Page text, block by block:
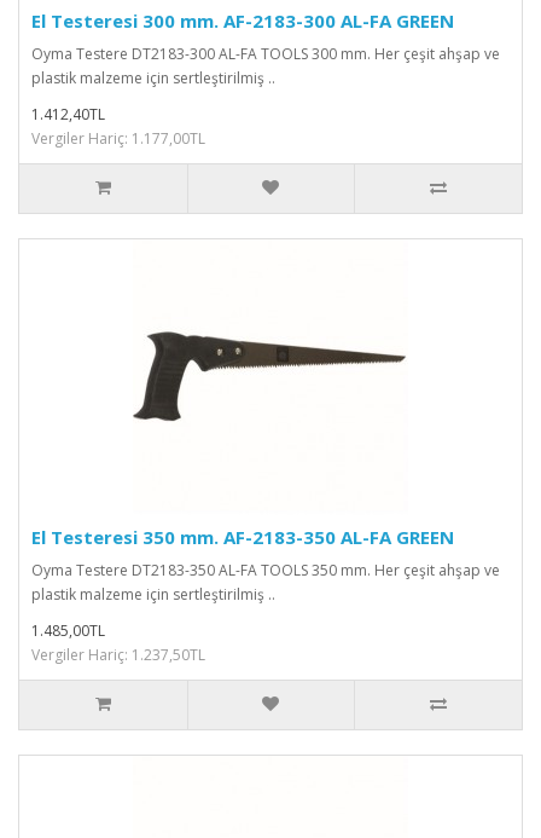
El Testeresi 300 mm. AF-2183-300 AL-FA GREEN
Oyma Testere DT2183-300 AL-FA TOOLS 300 mm. Her çeşit ahşap ve
plastik malzeme için sertleştirilmiş ..
1.412,40TL
Vergiler Hariç: 1.177,00TL
El Testeresi 350 mm. AF-2183-350 AL-FA GREEN
Oyma Testere DT2183-350 AL-FA TOOLS 350 mm. Her çeşit ahşap ve
plastik malzeme için sertleştirilmiş ..
1.485,00TL
Vergiler Hariç: 1.237,50TL